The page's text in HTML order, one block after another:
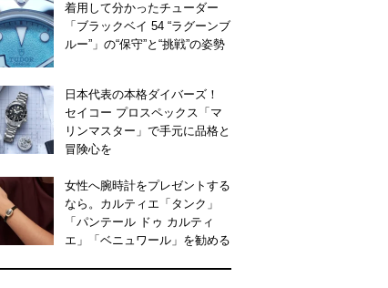
着用して分かったチューダー
「ブラックベイ 54 “ラグーンブ
ルー”」の“保守”と“挑戦”の姿勢
日本代表の本格ダイバーズ！
セイコー プロスペックス「マ
リンマスター」で手元に品格と
冒険心を
女性へ腕時計をプレゼントする
なら。カルティエ「タンク」
「パンテール ドゥ カルティ
エ」「ベニュワール」を勧める